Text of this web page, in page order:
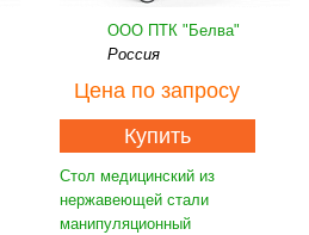
ООО ПТК "Белва"
Россия
Цена по запросу
Купить
Стол медицинский из
нержавеющей стали
манипуляционный